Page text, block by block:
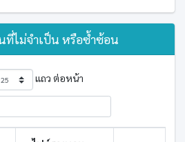
ที่ไม่จำเป็น หรือซ้ำซ้อน
แถว ต่อหน้า